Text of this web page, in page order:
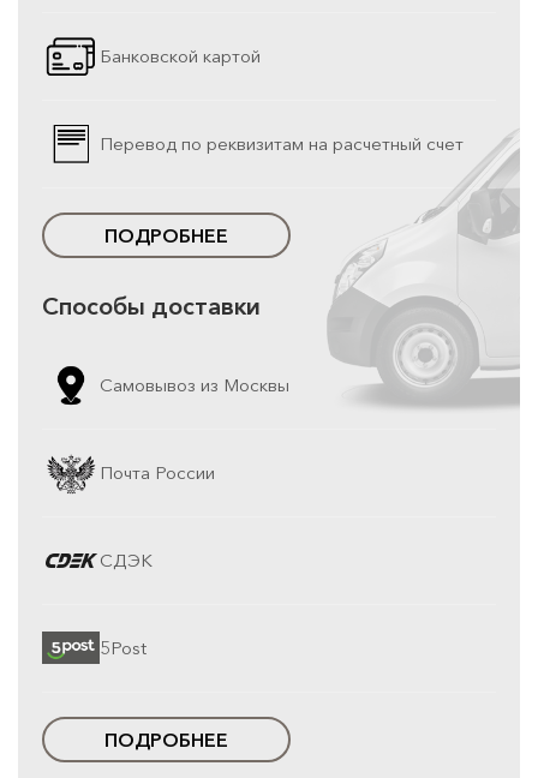
Банковской картой
Перевод по реквизитам на расчетный счет
ПОДРОБНЕЕ
Способы доставки
Самовывоз из Москвы
Почта России
СДЭК
5Post
ПОДРОБНЕЕ